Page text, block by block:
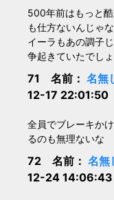
500年前はもっと
も仕方ないんじゃ
イーラもあの調子
争起きていたでしょ
71 名前： 名無
12-17
全員でブレーキか
るのも無理ないな
72 名前： 名無
12-24